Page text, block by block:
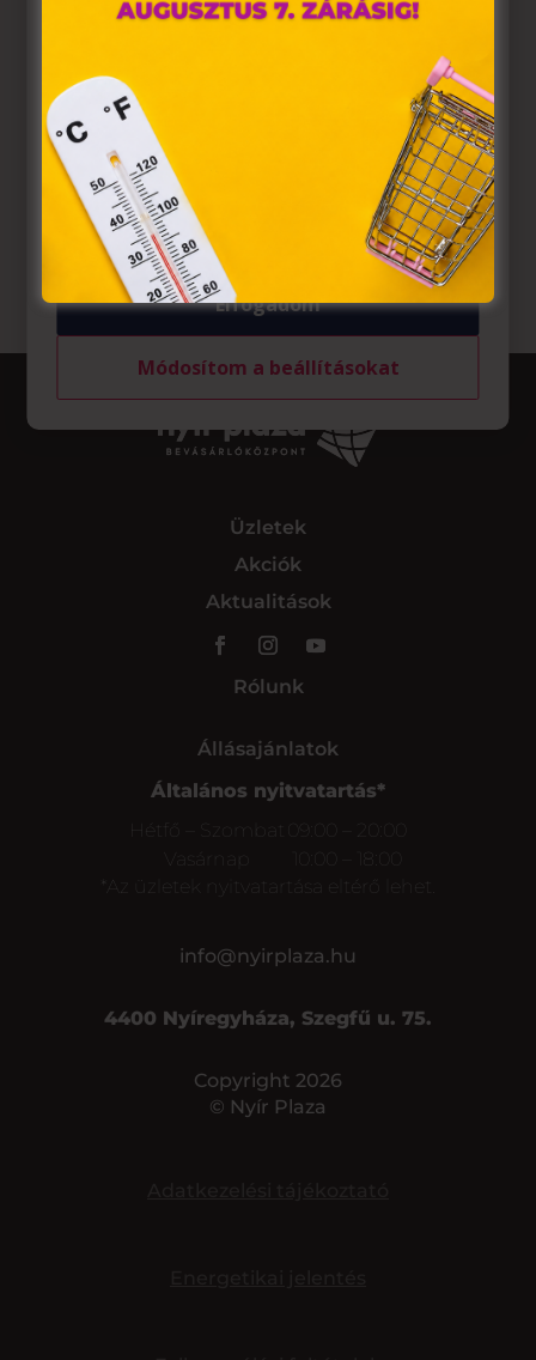
Üzletek
Akciók
Aktualitások
Rólunk
Állásajánlatok
Általános nyitvatartás*
Hétfő – Szombat
09:00 – 20:00
Vasárnap
*Az üzletek nyitvatartása eltérő lehet.
info@nyirplaza.hu
4400 Nyíregyháza, Szegfű u. 75.
Copyright 2026
© Nyír Plaza
A „sütiket" az elektronikus hírközlésről szóló 2003. évi C.
törvény, az elektronikus kereskedelmi szolgáltatások, az
információs társadalommal összefüggő szolgáltatások
egyes kérdéseiről szóló 2001. évi CVIII. törvény, valamint
az Európai Unió előírásainak megfelelően használjuk.
Azon weblapoknak, melyek az Európai Unió országain
belül működnek, a „sütik" használatához, és ezeknek a
felhasználó számítógépén vagy egyéb eszközén történő
tárolásához a felhasználók hozzájárulását kell kérniük.
Elfogadom
Módosítom a beállításokat